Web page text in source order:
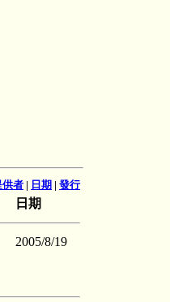
供者 | 日期 | 發行
日期
2005/8/19